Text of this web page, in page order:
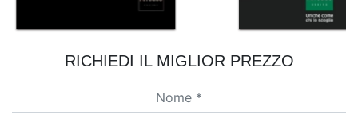
RICHIEDI IL MIGLIOR PREZZO